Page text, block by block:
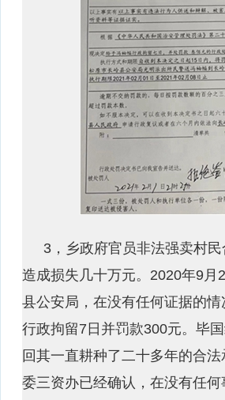
3，乡政府官员非法强卖村
造成损失几十万元。2020年9
县公安局，在没有任何证据的
行政拘留7日并罚款300元。毕
回其一直耕种了二十多年的合
委三资办已经确认，在没有任